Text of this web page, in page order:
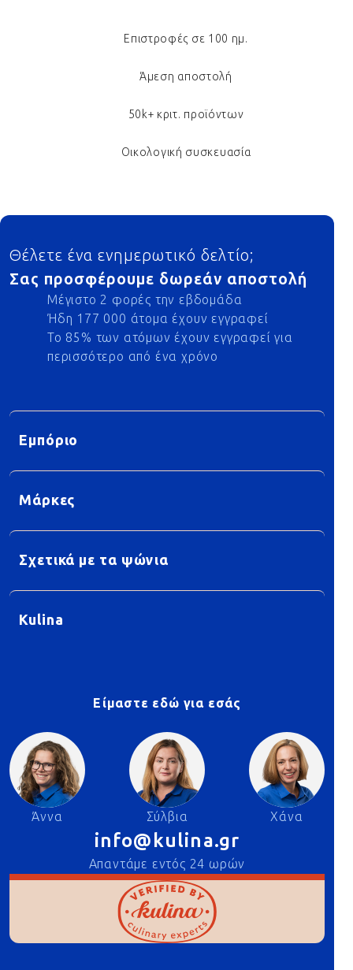
Επιστροφές σε 100 ημ.
Άμεση αποστολή
50k+ κριτ. προϊόντων
Οικολογική συσκευασία
Footer
Θέλετε ένα ενημερωτικό δελτίο;
Σας προσφέρουμε δωρεάν αποστολή
Μέγιστο 2 φορές την εβδομάδα
Ήδη 177 000 άτομα έχουν εγγραφεί
Το 85% των ατόμων έχουν εγγραφεί για
περισσότερο από ένα χρόνο
Εμπόριο
Μάρκες
Σχετικά με τα ψώνια
Kulina
Είμαστε εδώ για εσάς
Άννα Σύλβια Χάνα
info@kulina.gr
Απαντάμε εντός 24 ωρών